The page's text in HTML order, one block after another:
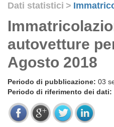
Dati statistici >
autovetture
Agosto 2018
Periodo di pubblicazione: 03
Periodo di riferimento dei dati: